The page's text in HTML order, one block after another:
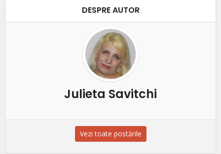
DESPRE AUTOR
Julieta Savitchi
Vezi toate postările